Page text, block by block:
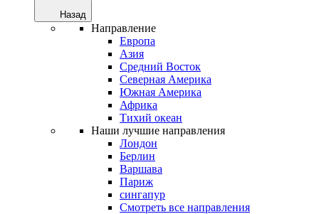
Назад
Направление
Европа
Азия
Средний Восток
Северная Америка
Южная Америка
Африка
Тихий океан
Наши лучшие направления
Лондон
Берлин
Варшава
Париж
сингапур
Смотреть все направления